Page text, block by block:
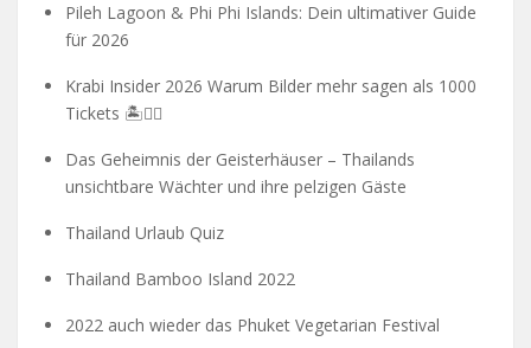
Pileh Lagoon & Phi Phi Islands: Dein ultimativer Guide
für 2026
Krabi Insider 2026 Warum Bilder mehr sagen als 1000
Tickets 🏝️🧗‍♂️
Das Geheimnis der Geisterhäuser – Thailands
unsichtbare Wächter und ihre pelzigen Gäste
Thailand Urlaub Quiz
Thailand Bamboo Island 2022
2022 auch wieder das Phuket Vegetarian Festival